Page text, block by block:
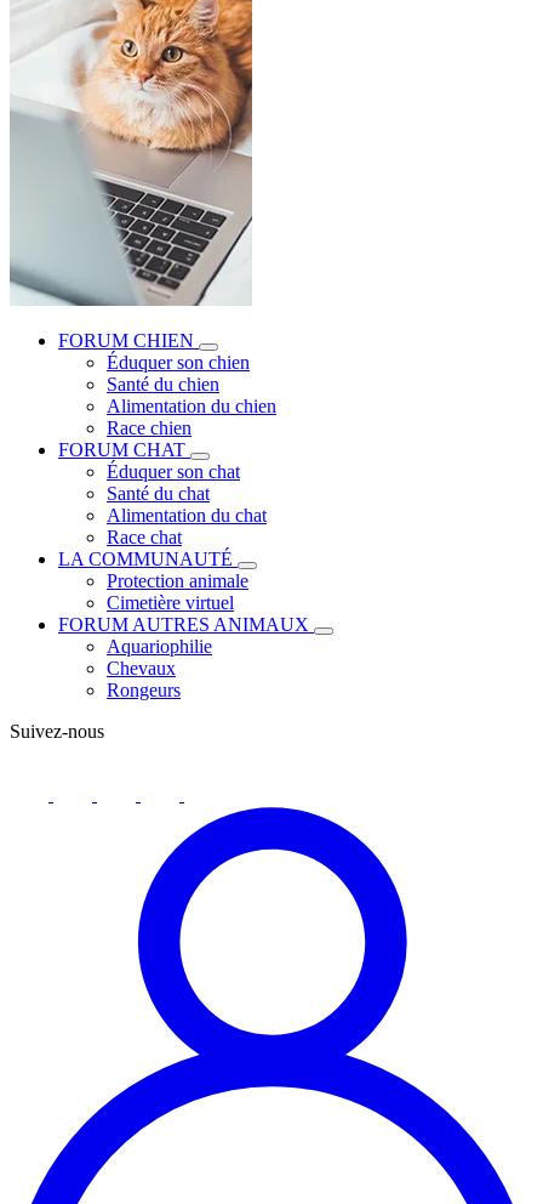
FORUM CHIEN
Éduquer son chien
Santé du chien
Alimentation du chien
Race chien
FORUM CHAT
Éduquer son chat
Santé du chat
Alimentation du chat
Race chat
LA COMMUNAUTÉ
Protection animale
Cimetière virtuel
FORUM AUTRES ANIMAUX
Aquariophilie
Chevaux
Rongeurs
Suivez-nous